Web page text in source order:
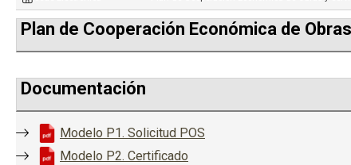
Plan de Cooperación Económica de
Documentación
Modelo P1. Solicitud POS
Modelo P2. Certificado